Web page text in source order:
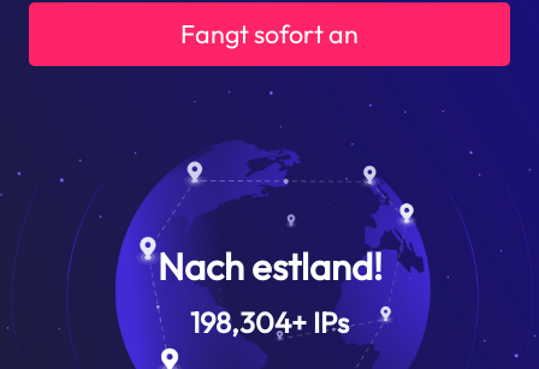
Fangt sofort an
Nach estland!
198,304+ IPs